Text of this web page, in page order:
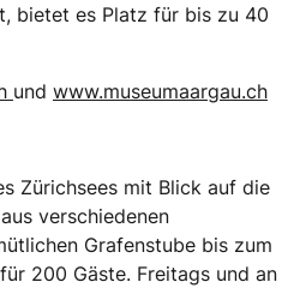
bietet es Platz für bis zu 40
und www.museumaargau.ch
Zürichsees mit Blick auf die
verschiedenen
Grafenstube bis zum
200 Gäste. Freitags und an